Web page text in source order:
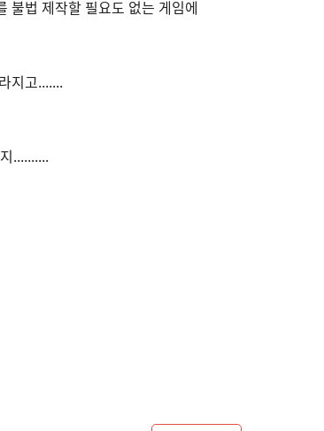
불법 제작할 필요도 없는 게임에
지고.......
..........